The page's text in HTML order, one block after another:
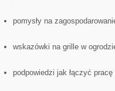
pomysły na
wskazówki na grille w
podpowiedzi jak łączyć